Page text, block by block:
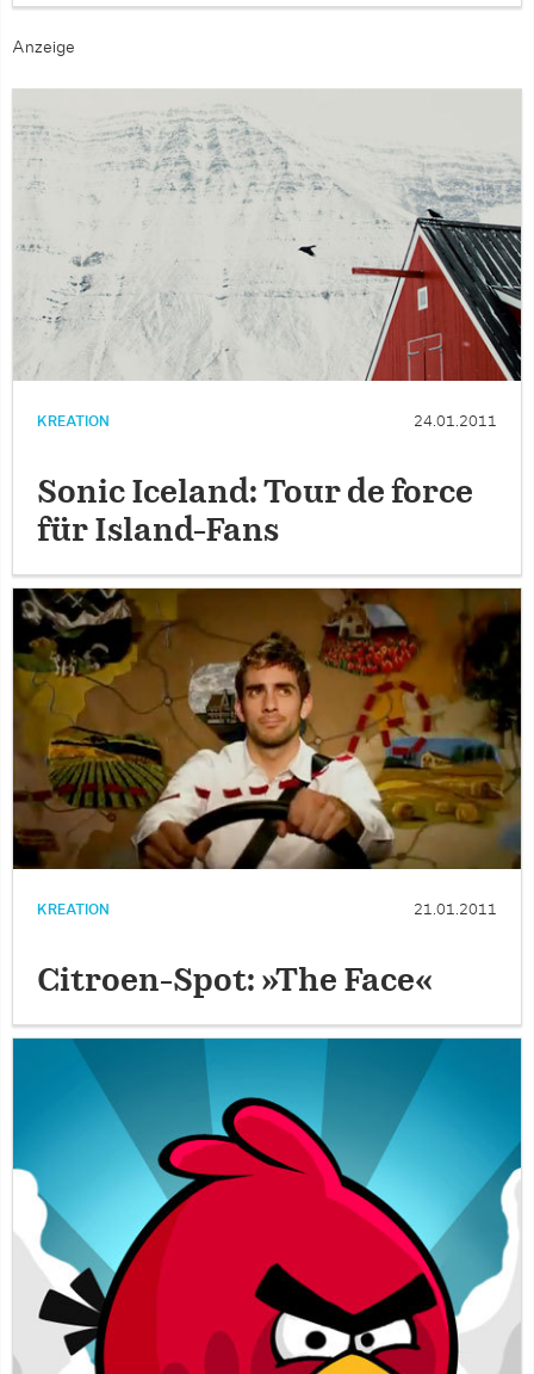
Anzeige
KREATION 24.01.2011
Sonic Iceland: Tour de force
für Island-Fans
KREATION 21.01.2011
Citroen-Spot: »The Face«